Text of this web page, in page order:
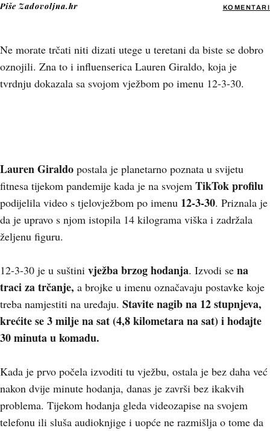
Piše Zadovoljna.hr KOMENTARI
Ne morate trčati niti dizati utege u teretani da biste se dobro
oznojili. Zna to i influenserica Lauren Giraldo, koja je
tvrdnju dokazala sa svojom vježbom po imenu 12-3-30.
Lauren Giraldo postala je planetarno poznata u svijetu
fitnesa tijekom pandemije kada je na svojem TikTok profilu
podijelila video s tjelovježbom po imenu 12-3-30. Priznala je
da je upravo s njom istopila 14 kilograma viška i zadržala
željenu figuru.
12-3-30 je u suštini vježba brzog hodanja. Izvodi se na
traci za trčanje, a brojke u imenu označavaju postavke koje
treba namjestiti na uređaju. Stavite nagib na 12 stupnjeva,
krećite se 3 milje na sat (4,8 kilometara na sat) i hodajte
30 minuta u komadu.
Kada je prvo počela izvoditi tu vježbu, ostala je bez daha već
nakon dvije minute hodanja, danas je završi bez ikakvih
problema. Tijekom hodanja gleda videozapise na svojem
telefonu ili sluša audioknjige i uopće ne razmišlja o tome da